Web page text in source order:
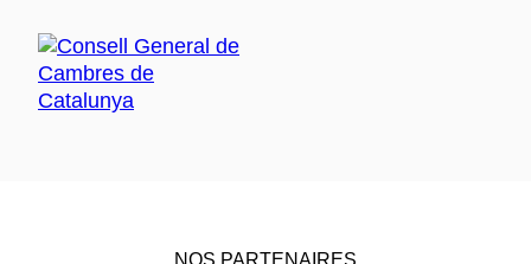
NOS PARTENAIRES